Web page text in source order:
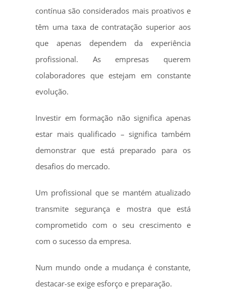
contínua são considerados mais proativos e
têm uma taxa de contratação superior aos
que apenas dependem da experiência
profissional. As empresas querem
colaboradores que estejam em constante
evolução.
Investir em formação não significa apenas
estar mais qualificado – significa também
demonstrar que está preparado para os
desafios do mercado.
Um profissional que se mantém atualizado
transmite segurança e mostra que está
comprometido com o seu crescimento e
com o sucesso da empresa.
Num mundo onde a mudança é constante,
destacar-se exige esforço e preparação.